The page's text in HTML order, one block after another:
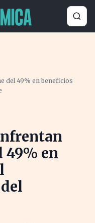
del 49% en beneficios
49% en